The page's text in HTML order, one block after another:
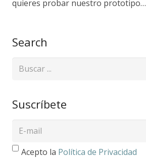
quieres probar nuestro prototipo…
Search
Suscríbete
Acepto la Política de Privacidad